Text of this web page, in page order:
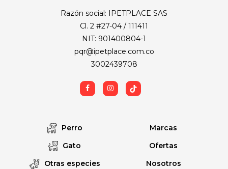
Razón social: IPETPLACE SAS
Cl. 2 #27-04 / 111411
NIT: 901400804-1
pqr@ipetplace.com.co
3002439708
Perro
Gato
Otras especies
Marcas
Ofertas
Nosotros